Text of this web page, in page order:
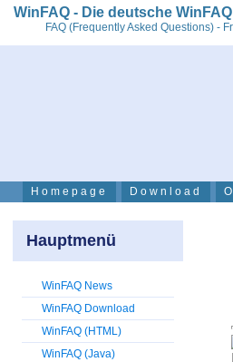
WinFAQ - Die deutsche WinFAQ
FAQ (Frequently Asked Questions) -
Homepage Download
Hauptmenü
WinFAQ News
WinFAQ Download
WinFAQ (HTML)
WinFAQ (Java)